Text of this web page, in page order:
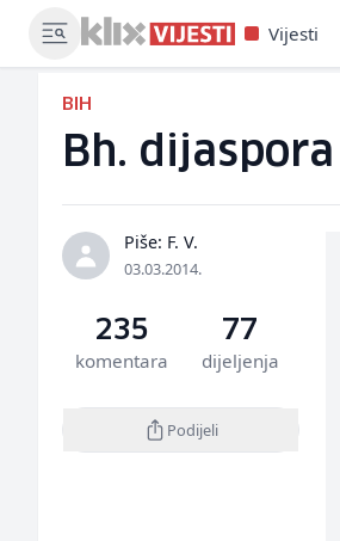
Vijesti
BIH
Bh.
Piše: F. V.
03.03.2014.
235
komentara
77
dijeljenja
Podijeli